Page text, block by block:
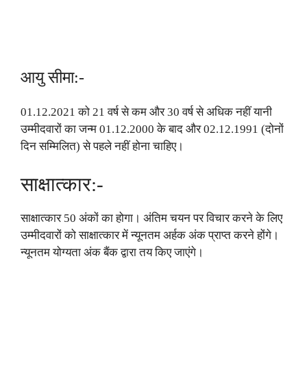
आयु सीमा:-
01.12.2021 को 21 वर्ष से कम और 30 वर्ष से अधिक नहीं यानी
उम्मीदवारों का जन्म 01.12.2000 के बाद और 02.12.1991 (दोनों
दिन सम्मिलित) से पहले नहीं होना चाहिए।
साक्षात्कार:-
साक्षात्कार 50 अंकों का होगा। अंतिम चयन पर विचार करने के लिए
उम्मीदवारों को साक्षात्कार में न्यूनतम अर्हक अंक प्राप्त करने होंगे।
न्यूनतम योग्यता अंक बैंक द्वारा तय किए जाएंगे।